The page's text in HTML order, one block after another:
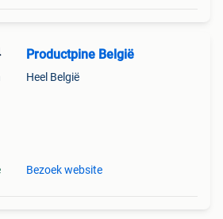
Productpine België
Heel België
Bezoek website